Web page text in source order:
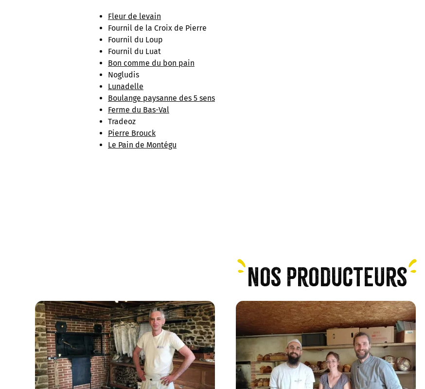
Fleur de levain
Fournil de la Croix de Pierre
Fournil du Loup
Fournil du Luat
Bon comme du bon pain
Nogludis
Lunadelle
Boulange paysanne des 5 sens
Ferme du Bas-Val
Tradeoz
Pierre Brouck
Le Pain de Montégu
Nos producteurs